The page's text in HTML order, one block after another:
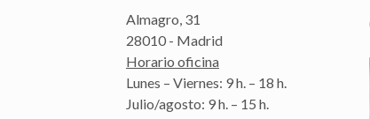
Almagro, 31
28010 - Madrid
Horario oficina
Lunes – Viernes: 9 h. – 18 h.
Julio/agosto: 9 h. – 15 h.